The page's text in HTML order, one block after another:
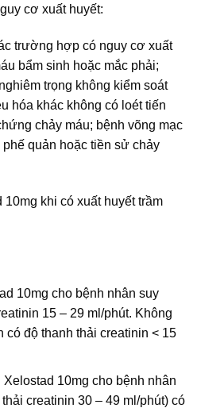
cơ xuất huyết:
trường hợp có nguy cơ xuất
bẩm sinh hoặc mắc phải;
trọng không kiểm soát
hóa khác không có loét tiến
chảy máu; bệnh võng mạc
quản hoặc tiền sử chảy
khi có xuất huyết trầm
10mg cho bệnh nhân suy
15 – 29 ml/phút. Không
có độ thanh thải creatinin < 15
10mg cho bệnh nhân
creatinin 30 – 49 ml/phút) có